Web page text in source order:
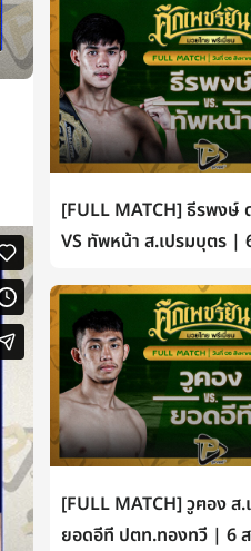
[FULL MATCH] ธีรพงษ์
VS ทัพหน้า ส.เปรมบุตร |
[FULL MATCH] วูฅอง ส.
ยอดอีที ปตท.ทองทวี | 6